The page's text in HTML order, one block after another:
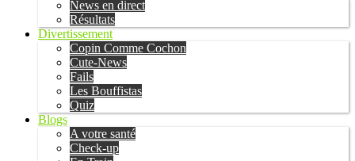
News en direct
Résultats
Divertissement
Copin Comme Cochon
Cute-News
Fails
Les Bouffistas
Quiz
Blogs
A votre santé
Check-up